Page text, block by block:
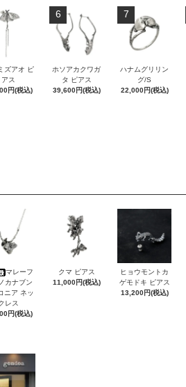
ズアオ ピ
アス
円(税込)
6
ホソアカクワガ
タ ピアス
39,600円(税込)
7
ハナムグリリン
グ/S
22,000円(税込)
マレーフ
カナブン
ニア ネッ
レス
円(税込)
クマ ピアス
11,000円(税込)
ヒョウモントカ
ゲモドキ ピアス
13,200円(税込)